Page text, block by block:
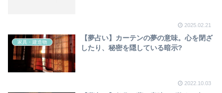
2025.02.21
家具・建造物
【夢占い】カーテンの夢の意味。心を閉ざ
したり、秘密を隠している暗示?
2022.10.03